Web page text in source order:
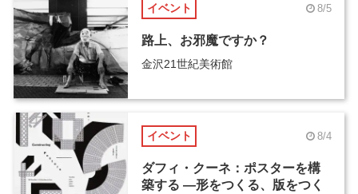
イベント 8/5
路上、お邪魔ですか？
金沢21世紀美術館
イベント 8/4
ダフィ・クーネ：ポスターを構
築する ―形をつくる、版をつく